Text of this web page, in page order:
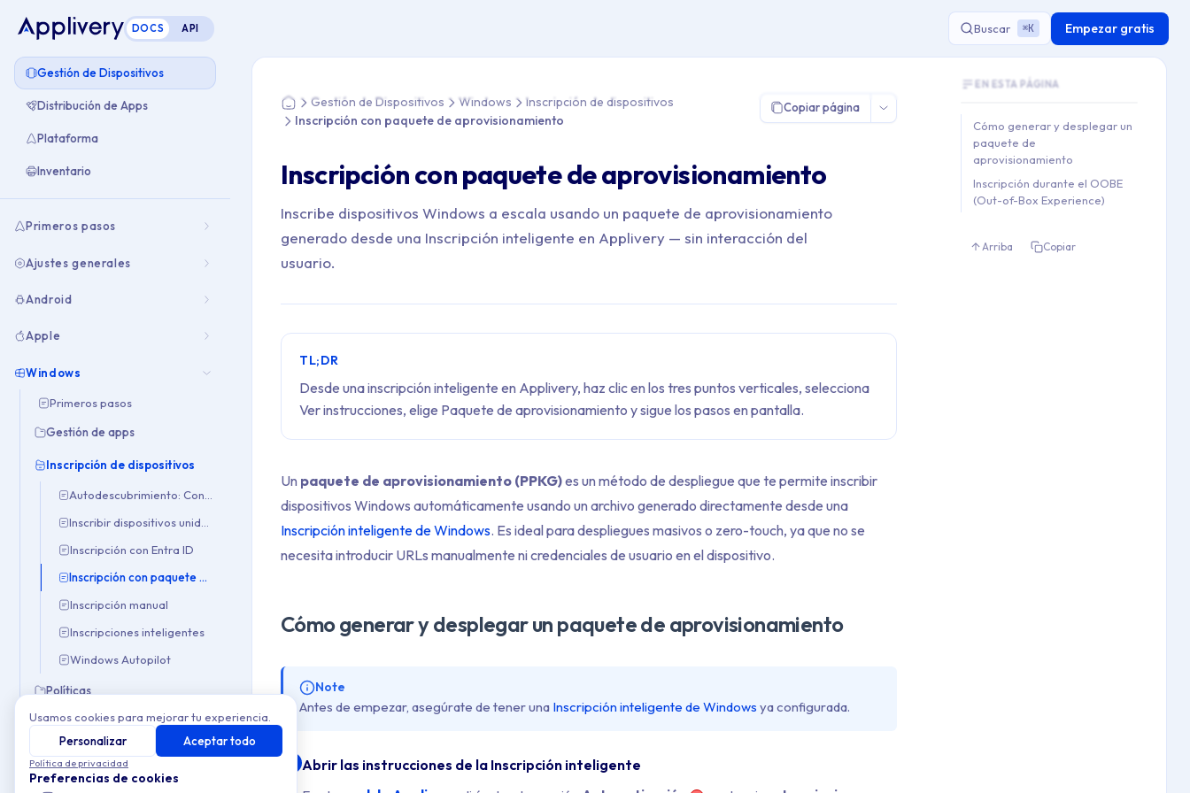
DOCS API
Gestión de Dispositivos
Distribución de Apps
Plataforma
Inventario
Primeros pasos
Ajustes generales
Android
Apple
Windows
Primeros pasos
Gestión de apps
Inscripción de dispositivos
Inscripción con Entra ID
Inscripción con paquete de aprovisionamiento
Inscripción manual
Inscripciones inteligentes
Windows Autopilot
Políticas
Resolución de problemas
Integraciones
Buscar ⌘K Empezar gratis
HomeGestión de Dispositivos Windows
Inscripción de dispositivos
Inscripción con paquete de aprovisionamiento
Copiar página
Inscripción con paquete de aprovisionamiento
Inscribe dispositivos Windows a escala usando un paquete de aprovisionamiento
generado desde una Inscripción inteligente en Applivery — sin interacción del
usuario.
TL;DR
Desde una inscripción inteligente en Applivery, haz clic en los tres puntos verticales, selecciona
Ver instrucciones, elige Paquete de aprovisionamiento y sigue los pasos en pantalla.
Un paquete de aprovisionamiento (PPKG)es un método de despliegue que te permite inscribir
dispositivos Windows automáticamente usando un archivo generado directamente desde una
Inscripción inteligente de Windows. Es ideal para despliegues masivos o zero-touch, ya que no se
necesita introducir URLs manualmente ni credenciales de usuario en el dispositivo.
Cómo generar y desplegar un paquete de aprovisionamiento
Note
Antes de empezar, asegúrate de tener una Inscripción inteligente de Windows ya configurada.
Abrir las instrucciones de la Inscripción inteligente
Key topics covered: Cómo generar y
Section hierarchy:
1. Cómo generar y
2. Inscripción durante el
EN ESTA PÁGINA
Cómo generar y desplegar un
paquete de
aprovisionamiento
Inscripción durante el OOBE
(Out-of-Box Experience)
Arriba Copiar
Usamos cookies para mejorar tu experiencia.
Personalizar
Aceptar todo
Política de privacidad
Preferencias de cookies